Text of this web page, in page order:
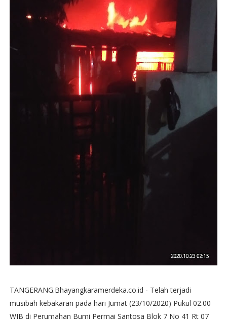
TANGERANG.Bhayangkaramerdeka.co.id - Telah terjadi
musibah kebakaran pada hari Jumat (23/10/2020) Pukul 02.00
WIB di Perumahan Bumi Permai Santosa Blok 7 No 41 Rt 07